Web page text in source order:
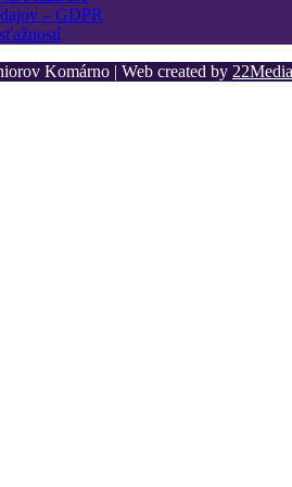
– GDPR
Komárno | Web created by